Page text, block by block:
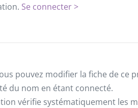
Se connecter >
pouvez modifier la fiche de ce
du nom en étant connecté.
vérifie systématiquement les